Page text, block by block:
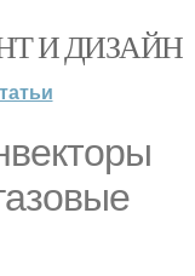
И ДИЗАЙН